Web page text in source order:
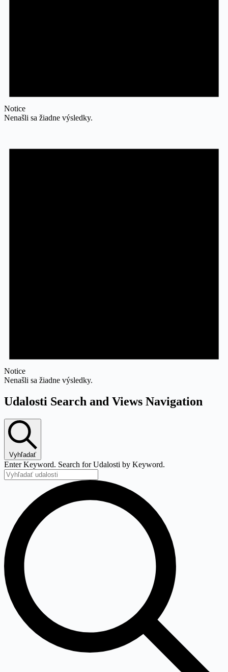
Notice
Nenašli sa žiadne výsledky.
Notice
Nenašli sa žiadne výsledky.
Udalosti Search and Views Navigation
Vyhľadať
Enter Keyword. Search for Udalosti by Keyword.